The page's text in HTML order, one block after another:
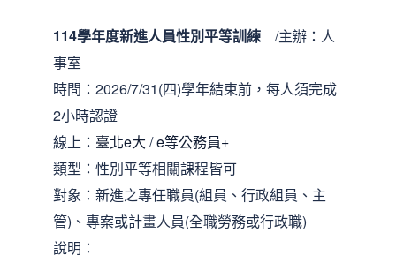
114學年度新進人員性別平等訓練 /主辦：人
事室
時間：2026/7/31(四)學年結束前，每人須完成
2小時認證
線上： 臺北e大 /e等公務員+
類型：性別平等相關課程皆可
對象：新進之專任職員(組員、行政組員、主
管)、專案或計畫人員(全職勞務或行政職)
說明：